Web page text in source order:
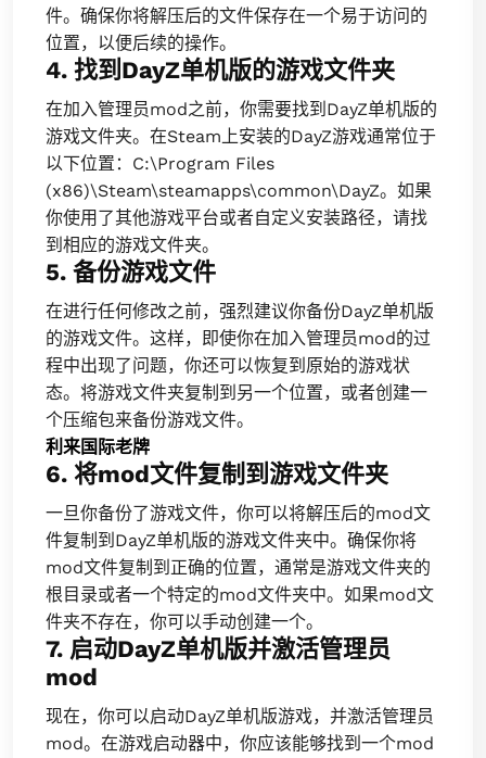
件。确保你将解压后的文件保存在一个易于访问的
位置，以便后续的操作。
4. 找到DayZ单机版的游戏文件夹
在加入管理员mod之前，你需要找到DayZ单机版的
游戏文件夹。在Steam上安装的DayZ游戏通常位于
以下位置：C:\Program Files
(x86)\Steam\steamapps\common\DayZ。如果
你使用了其他游戏平台或者自定义安装路径，请找
到相应的游戏文件夹。
5. 备份游戏文件
在进行任何修改之前，强烈建议你备份DayZ单机版
的游戏文件。这样，即使你在加入管理员mod的过
程中出现了问题，你还可以恢复到原始的游戏状
态。将游戏文件夹复制到另一个位置，或者创建一
个压缩包来备份游戏文件。
利来国际老牌
6. 将mod文件复制到游戏文件夹
一旦你备份了游戏文件，你可以将解压后的mod文
件复制到DayZ单机版的游戏文件夹中。确保你将
mod文件复制到正确的位置，通常是游戏文件夹的
根目录或者一个特定的mod文件夹中。如果mod文
件夹不存在，你可以手动创建一个。
7. 启动DayZ单机版并激活管理员
mod
现在，你可以启动DayZ单机版游戏，并激活管理员
mod。在游戏启动器中，你应该能够找到一个mod